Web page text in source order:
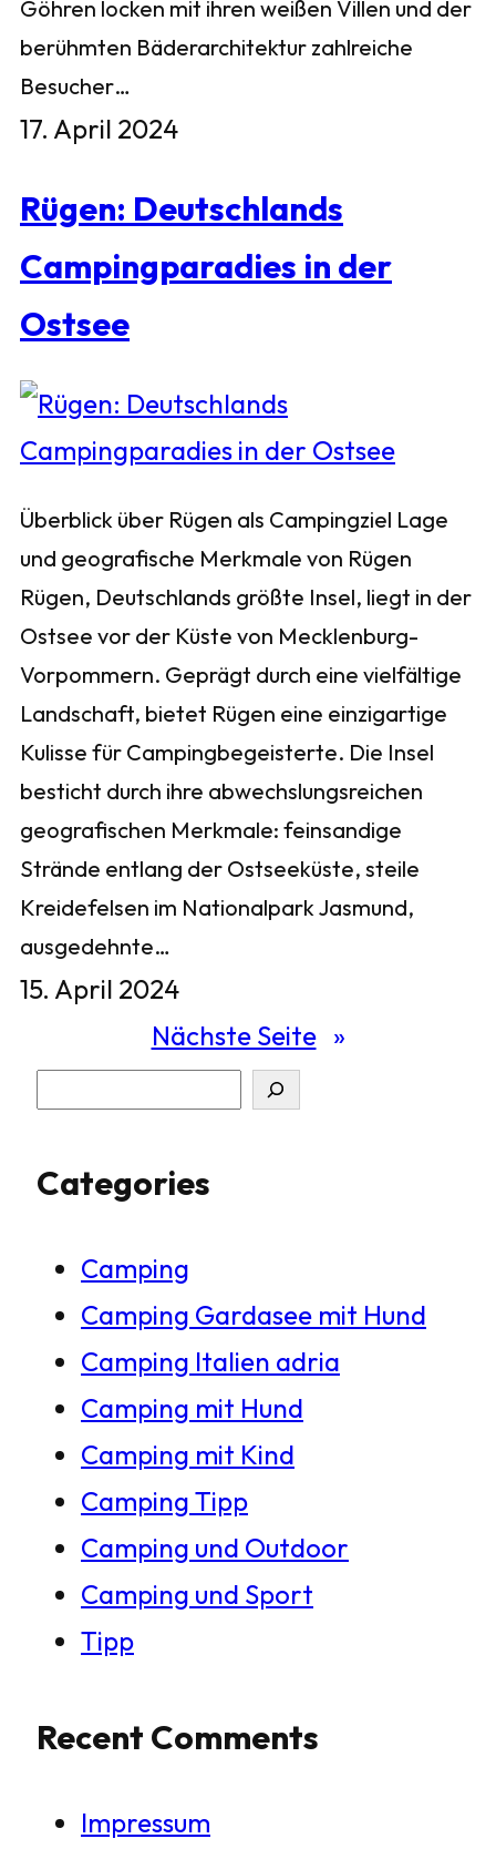
Göhren locken mit ihren weißen Villen und der
berühmten Bäderarchitektur zahlreiche
Besucher…
17. April 2024
Rügen: Deutschlands
Campingparadies in der
Ostsee
Überblick über Rügen als Campingziel Lage
und geografische Merkmale von Rügen
Rügen, Deutschlands größte Insel, liegt in der
Ostsee vor der Küste von Mecklenburg-
Vorpommern. Geprägt durch eine vielfältige
Landschaft, bietet Rügen eine einzigartige
Kulisse für Campingbegeisterte. Die Insel
besticht durch ihre abwechslungsreichen
geografischen Merkmale: feinsandige
Strände entlang der Ostseeküste, steile
Kreidefelsen im Nationalpark Jasmund,
ausgedehnte…
15. April 2024
Nächste Seite »
c
Categories
Camping
Camping Gardasee mit Hund
Camping Italien adria
Camping mit Hund
Camping mit Kind
Camping Tipp
Camping und Outdoor
Camping und Sport
Tipp
Recent Comments
Impressum